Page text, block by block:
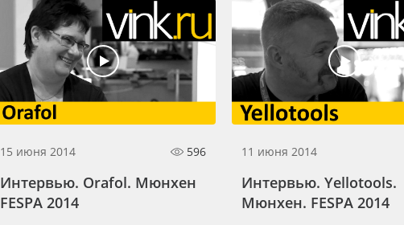
15 июня 2014 596
Интервью. Orafol. Мюнхен
FESPA 2014
11 июня 2014
Интервью. Yellotools.
Мюнхен. FESPA 2014